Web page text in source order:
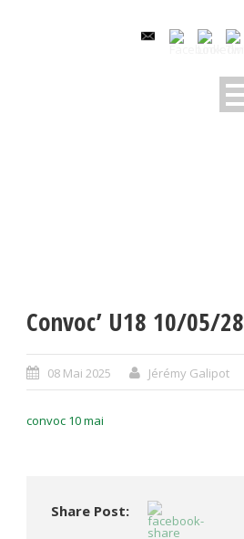
Convoc’ U18 10/05/28
08 Mai 2025 Jérémy Galipot
convoc 10 mai
Share Post: